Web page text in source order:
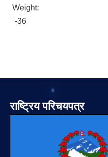
Weight:
-36
राष्ट्रिय परिचयपत्र